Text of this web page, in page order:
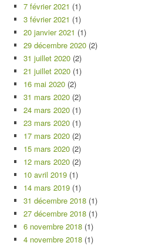
7 février 2021 (1)
3 février 2021 (1)
20 janvier 2021 (1)
29 décembre 2020 (2)
31 juillet 2020 (2)
21 juillet 2020 (1)
16 mai 2020 (2)
31 mars 2020 (2)
24 mars 2020 (1)
23 mars 2020 (1)
17 mars 2020 (2)
15 mars 2020 (2)
12 mars 2020 (2)
10 avril 2019 (1)
14 mars 2019 (1)
31 décembre 2018 (1)
27 décembre 2018 (1)
6 novembre 2018 (1)
4 novembre 2018 (1)